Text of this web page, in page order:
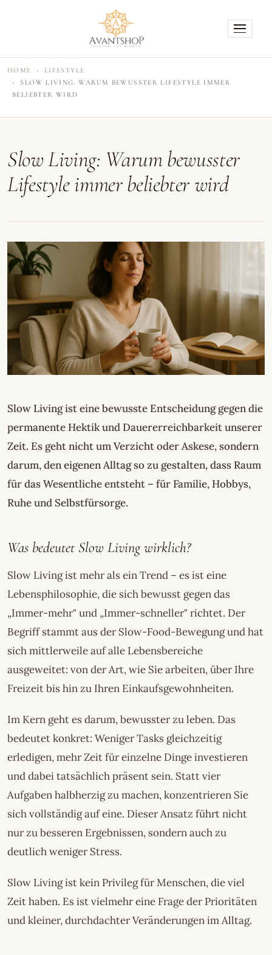
HOME
LIFESTYLE
SLOW LIVING: WARUM BEWUSSTER LIFESTYLE IMMER
BELIEBTER WIRD
Slow Living: Warum bewusster
Lifestyle immer beliebter wird
Slow Living ist eine bewusste Entscheidung gegen die
permanente Hektik und Dauererreichbarkeit unserer
Zeit. Es geht nicht um Verzicht oder Askese, sondern
darum, den eigenen Alltag so zu gestalten, dass Raum
für das Wesentliche entsteht – für Familie, Hobbys,
Ruhe und Selbstfürsorge.
Was bedeutet Slow Living wirklich?
Slow Living ist mehr als ein Trend – es ist eine
Lebensphilosophie, die sich bewusst gegen das
„Immer-mehr" und „Immer-schneller" richtet. Der
Begriff stammt aus der Slow-Food-Bewegung und hat
sich mittlerweile auf alle Lebensbereiche
ausgeweitet: von der Art, wie Sie arbeiten, über Ihre
Freizeit bis hin zu Ihren Einkaufsgewohnheiten.
Im Kern geht es darum, bewusster zu leben. Das
bedeutet konkret: Weniger Tasks gleichzeitig
erledigen, mehr Zeit für einzelne Dinge investieren
und dabei tatsächlich präsent sein. Statt vier
Aufgaben halbherzig zu machen, konzentrieren Sie
sich vollständig auf eine. Dieser Ansatz führt nicht
nur zu besseren Ergebnissen, sondern auch zu
deutlich weniger Stress.
Slow Living ist kein Privileg für Menschen, die viel
Zeit haben. Es ist vielmehr eine Frage der Prioritäten
und kleiner, durchdachter Veränderungen im Alltag.